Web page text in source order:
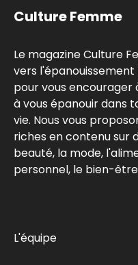
Culture Femme
Le magazine Culture
vers l'épanouissement
pour vous encourager
à vous épanouir dans
vie. Nous vous
riches en contenu sur
beauté, la mode,
personnel, le bien-
L'équipe